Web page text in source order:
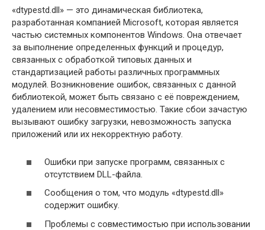
«dtypestd.dll» — это динамическая библиотека,
разработанная компанией Microsoft, которая является
частью системных компонентов Windows. Она отвечает
за выполнение определенных функций и процедур,
связанных с обработкой типовых данных и
стандартизацией работы различных программных
модулей. Возникновение ошибок, связанных с данной
библиотекой, может быть связано с её повреждением,
удалением или несовместимостью. Такие сбои зачастую
вызывают ошибку загрузки, невозможность запуска
приложений или их некорректную работу.
Ошибки при запуске программ, связанных с
отсутствием DLL-файла.
Сообщения о том, что модуль «dtypestd.dll»
содержит ошибку.
Проблемы с совместимостью при использовании